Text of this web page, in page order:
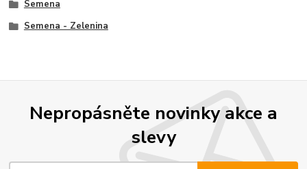
Semena
Semena - Zelenina
Nepropásněte novinky akce a
slevy